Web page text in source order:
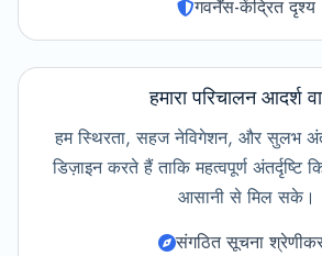
गवर्नेंस-केंद्रित दृश्य
हमारा परिचालन आदर्श
हम स्थिरता, सहज नेविगेशन, और सुलभ
डिज़ाइन करते हैं ताकि महत्वपूर्ण अंतर्दृष्टि
आसानी से मिल सके।
संगठित सूचना